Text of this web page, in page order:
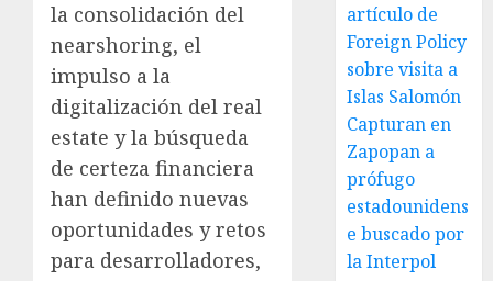
la consolidación del
nearshoring, el
impulso a la
digitalización del real
estate y la búsqueda
de certeza financiera
han definido nuevas
oportunidades y retos
para desarrolladores,
artículo de
Foreign Policy
sobre visita a
Islas Salomón
Capturan en
Zapopan a
prófugo
estadounidens
e buscado por
la Interpol